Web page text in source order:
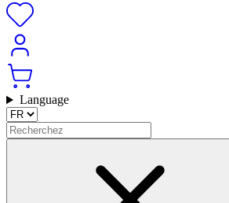
Language